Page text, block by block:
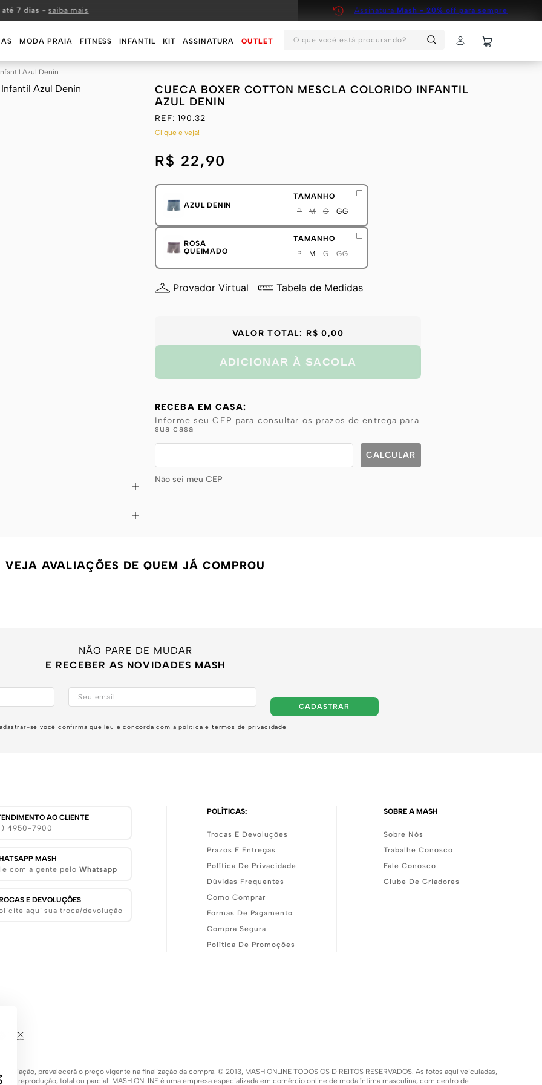
7 dias -saiba mais Assinatura Mash - 20% off para sempre
MODA PRAIA FITNESS INFANTIL KIT ASSINATURA OUTLET
O que você está procurando?
Azul Denin
CUECA BOXER COTTON MESCLA COLORIDO INFANTIL
AZUL DENIN
REF: 190.32
Clique e veja!
R$ 22,90
AZUL DENIN
TAMANHO
P
M G GG
ROSA
QUEIMADO
TAMANHO
P
M G GG
Provador Virtual Tabela de Medidas
VALOR TOTAL: R$ 0,00
ADICIONAR À SACOLA
RECEBA EM CASA:
Informe seu CEP para consultar os prazos de entrega para
sua casa
Não sei meu CEP
VEJA AVALIAÇÕES DE QUEM JÁ COMPROU
NÃO PARE DE MUDAR
E RECEBER AS NOVIDADES MASH
CADASTRAR
se você confirma que leu e concorda com apolítica e termos de privacidade
AO CLIENTE
4950-7900
MASH
com a gente peloWhatsapp
E DEVOLUÇÕES
aqui sua troca/devolução
POLÍTICAS:
Trocas E Devoluções
Prazos E Entregas
Política De Privacidade
Dúvidas Frequentes
Como Comprar
Formas De Pagamento
Compra Segura
Política De Promoções
SOBRE A MASH
Sobre Nós
Trabalhe Conosco
Fale Conosco
Clube De Criadores
prevalecerá o preço vigente na finalização da compra. © 2013, MASH ONLINE TODOS OS DIREITOS RESERVADOS. As fotos aqui veiculadas,
sua reprodução, total ou parcial. MASH ONLINE é uma empresa especializada em comércio online de moda íntima masculina, com centro de